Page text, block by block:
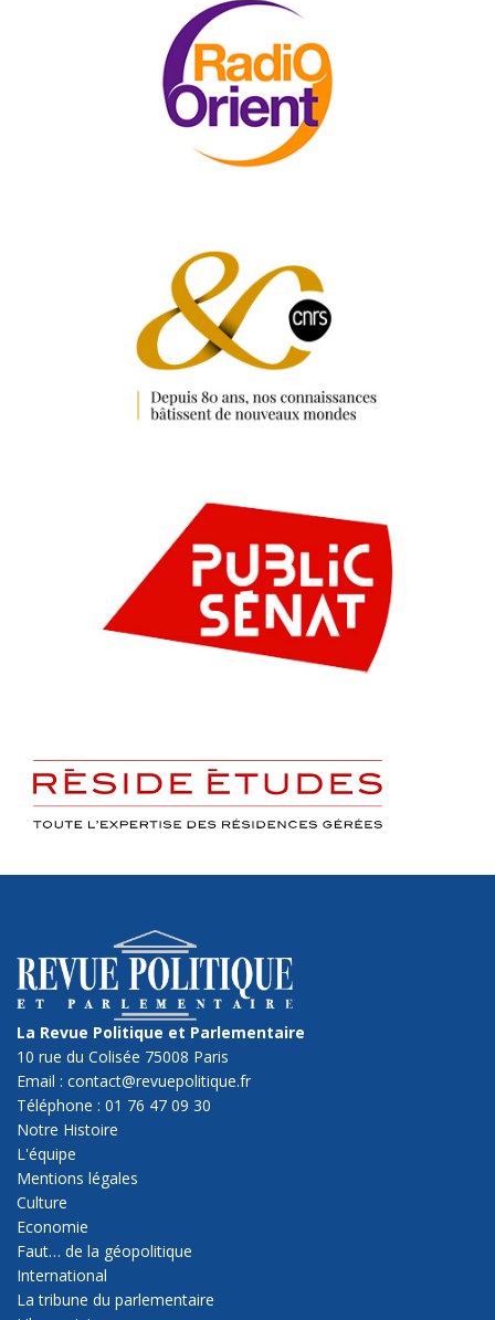
La Revue Politique et Parlementaire
10 rue du Colisée 75008 Paris
Email : contact@revuepolitique.fr
Téléphone : 01 76 47 09 30
Notre Histoire
L'équipe
Mentions légales
Culture
Economie
Faut… de la géopolitique
International
La tribune du parlementaire